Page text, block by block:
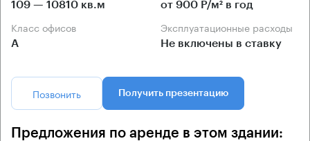
109 — 10810 кв.м от 900 Р/м² в год
Класс офисов
А
Эксплуатационные расходы
Не включены в ставку
Позвонить Получить презентацию
Предложения по аренде в этом здании: